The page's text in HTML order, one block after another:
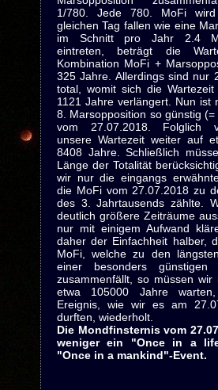
1/780. Jede 780. MoFi
gleichen Tag fallen wie eine
im Schnitt pro Jahr 2.4
eintreten, beträgt die
Kombination MoFi +
325 Jahre. Allerdings sind nur
total, womit sich die
1121 Jahre verlängert. Nun ist
8. Marsopposition so günstig
vom 27.07.2018. Folglich
unsere Wartezeit weiter auf
8408 Jahre. Schließlich
Länge der Totalität
wir nur die eingangs
die MoFi vom 27.07.2018 zu
des 3. Jahrtausends zählte.
deutlich größere Zeiträume
nur mit einigem Aufwand
daher der Einfachheit halber,
MoFi, welche zu den
einer besonders günstigen
zusammenfällt, so müssen wir
etwa 105000 Jahre
Ereignis, wie wir es am
durften, wiederholt.
Die Mondfinsternis vom
weniger ein "Once in a
"Once in a mankind"-Event.